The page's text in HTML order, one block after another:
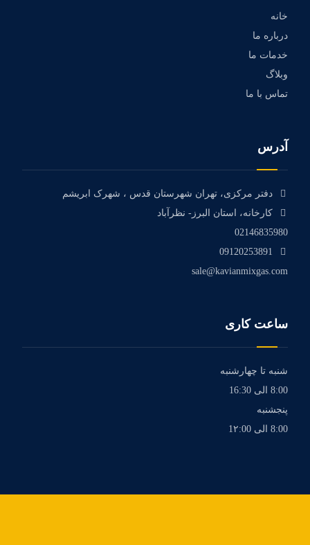
خانه
درباره ما
خدمات ما
وبلاگ
تماس با ما
آدرس
دفتر مرکزی، تهران شهرستان قدس ، شهرک ابریشم
کارخانه، استان البرز- نظرآباد
02146835980
09120253891
sale@kavianmixgas.com
ساعت کاری
شنبه تا چهارشنبه
8:00 الی 16:30
پنجشنبه
8:00 الی 1۲:00